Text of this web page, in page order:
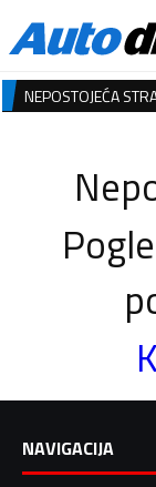
NEPOSTOJEĆA
NAVIGACIJA